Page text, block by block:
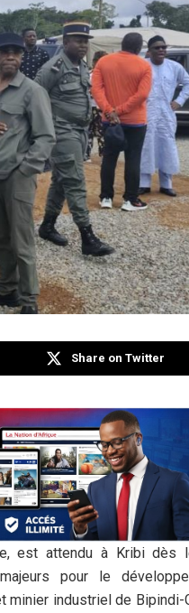
Share on Twitter
est attendu à Kribi dès
pour le
minier industriel de Bipindi-